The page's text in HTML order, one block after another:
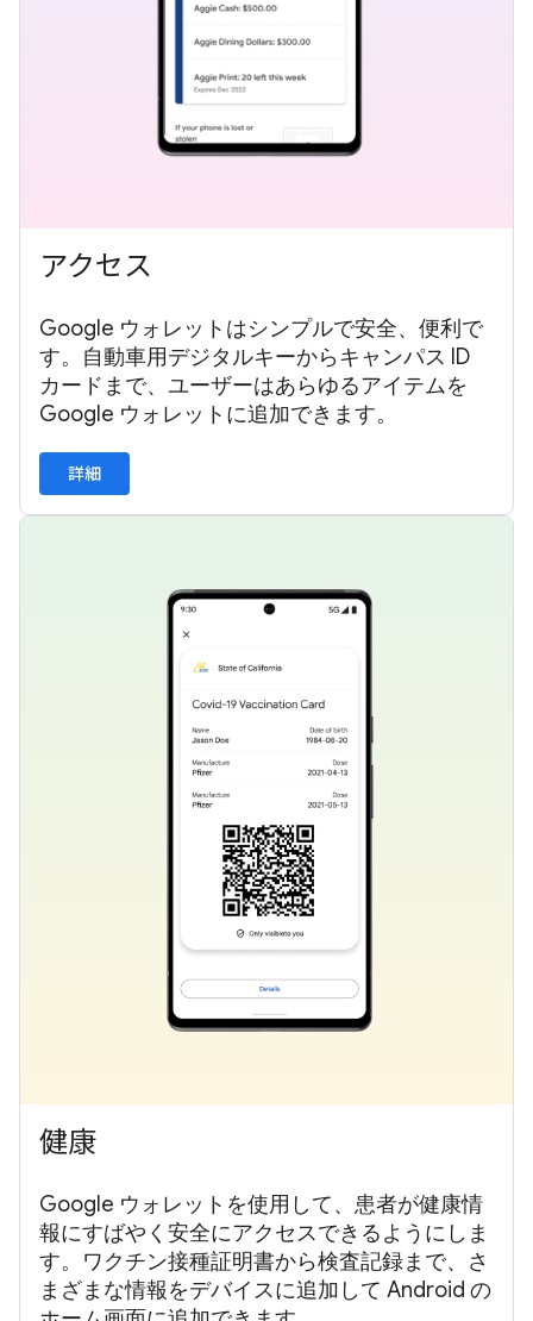
アクセス
Google ウォレットはシンプルで安全、便利で
す。自動車用デジタルキーからキャンパス ID
カードまで、ユーザーはあらゆるアイテムを
Google ウォレットに追加できます。
詳細
健康
Google ウォレットを使用して、患者が健康情
報にすばやく安全にアクセスできるようにしま
す。ワクチン接種証明書から検査記録まで、さ
まざまな情報をデバイスに追加して Android の